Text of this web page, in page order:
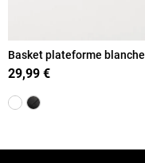
Basket plateforme blanche
femme (36-41)
29,99 €